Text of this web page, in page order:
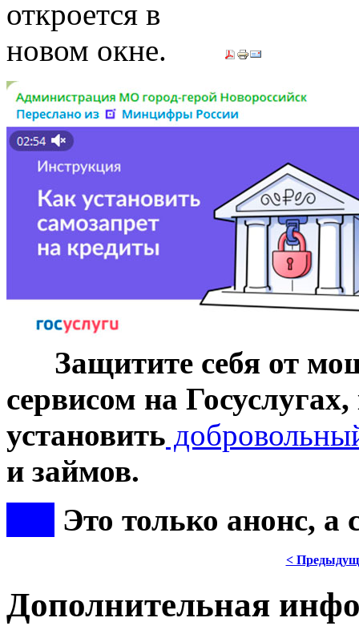
Защитите себя от
сервисом на
установить
и займов.
Это только анонс,
<
Дополнительная